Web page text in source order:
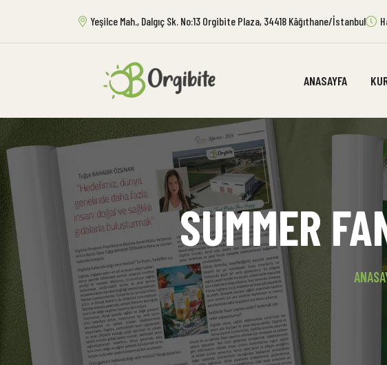
Yeşilce Mah., Dalgıç Sk. No:13 Orgibite Plaza, 34418 Kâğıthane/İstanbul
ANASAYFA
SUMMER